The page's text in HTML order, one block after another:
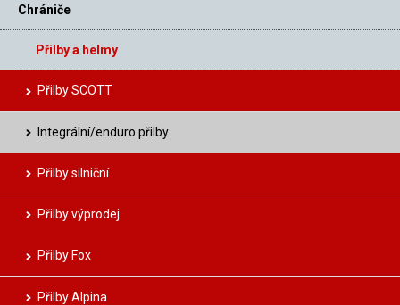
Chrániče
Přilby a helmy
Přilby SCOTT
Integrální/enduro přilby
Přilby silniční
Přilby výprodej
Přilby Fox
Přilby Alpina